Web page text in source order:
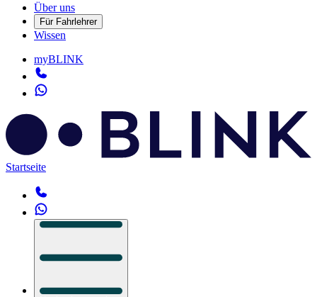
Über uns
Für Fahrlehrer
Wissen
myBLINK
Startseite